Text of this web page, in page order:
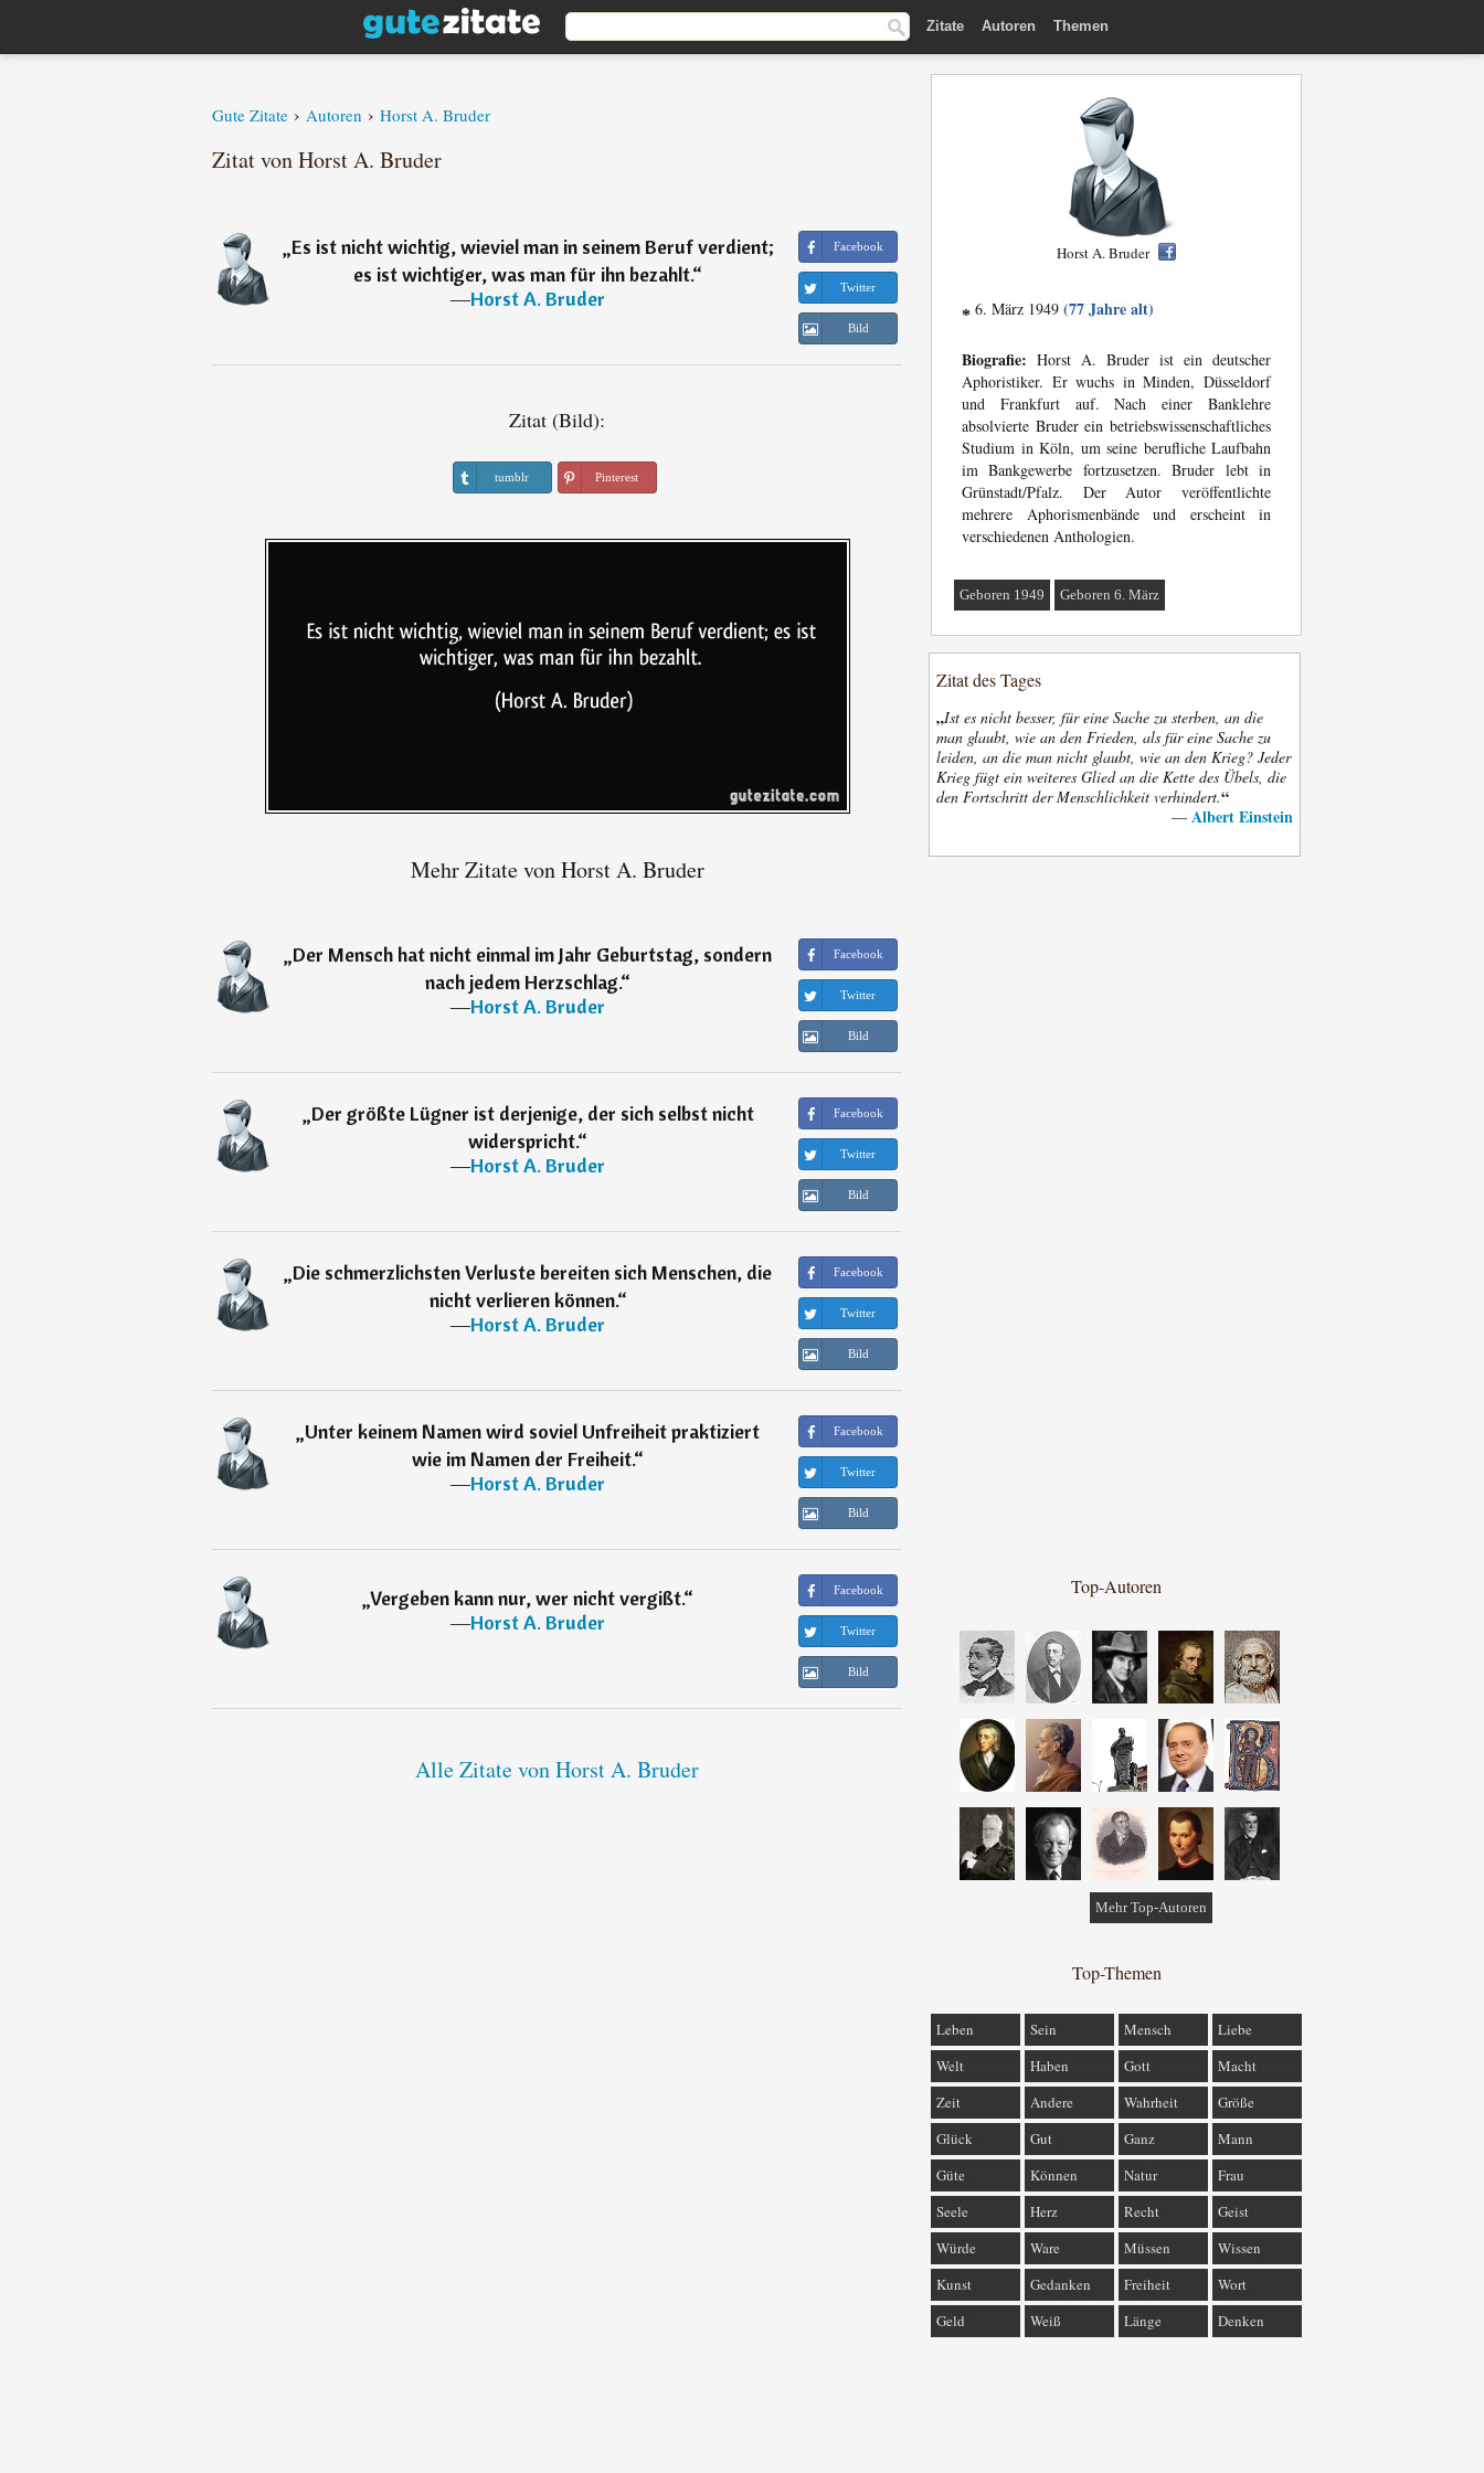
Zitate Autoren Themen
Gute Zitate › Autoren › Horst A. Bruder
Zitat von Horst A. Bruder
„Es ist nicht wichtig, wieviel man in seinem Beruf verdient;
es ist wichtiger, was man für ihn bezahlt.“
―Horst A. Bruder
Facebook
Twitter
Bild
Zitat (Bild):
tumblr Pinterest
Mehr Zitate von Horst A. Bruder
„Der Mensch hat nicht einmal im Jahr Geburtstag, sondern
nach jedem Herzschlag.“
―Horst A. Bruder
Facebook
Twitter
Bild
„Der größte Lügner ist derjenige, der sich selbst nicht
widerspricht.“
―Horst A. Bruder
Facebook
Twitter
Bild
„Die schmerzlichsten Verluste bereiten sich Menschen, die
nicht verlieren können.“
―Horst A. Bruder
Facebook
Twitter
Bild
„Unter keinem Namen wird soviel Unfreiheit praktiziert
wie im Namen der Freiheit.“
―Horst A. Bruder
Facebook
Twitter
Bild
„Vergeben kann nur, wer nicht vergißt.“
―Horst A. Bruder
Facebook
Twitter
Bild
Alle Zitate von Horst A. Bruder
Horst A. Bruder
* 6. März 1949 (77 Jahre alt)
Biografie: Horst A. Bruder ist ein deutscher
Aphoristiker. Er wuchs in Minden, Düsseldorf
und Frankfurt auf. Nach einer Banklehre
absolvierte Bruder ein betriebswissenschaftliches
Studium in Köln, um seine berufliche Laufbahn
im Bankgewerbe fortzusetzen. Bruder lebt in
Grünstadt/Pfalz. Der Autor veröffentlichte
mehrere Aphorismenbände und erscheint in
verschiedenen Anthologien.
Geboren 1949 Geboren 6. März
Zitat des Tages
„Ist es nicht besser, für eine Sache zu sterben, an die
man glaubt, wie an den Frieden, als für eine Sache zu
leiden, an die man nicht glaubt, wie an den Krieg? Jeder
Krieg fügt ein weiteres Glied an die Kette des Übels, die
den Fortschritt der Menschlichkeit verhindert.“
— Albert Einstein
Top-Autoren
Mehr Top-Autoren
Top-Themen
Leben Sein Mensch
Liebe
Welt
Haben Gott
Macht
Zeit
Andere Wahrheit
Größe
Glück
Gut Ganz
Mann
Güte
Können Natur
Frau
Seele
Herz Recht
Geist
Würde
Ware Müssen
Wissen
Kunst
Gedanken Freiheit
Wort
Geld
Weiß Länge Denken